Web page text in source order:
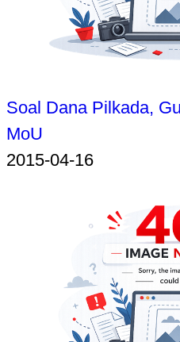
Soal Dana Pilkada,
MoU
2015-04-16